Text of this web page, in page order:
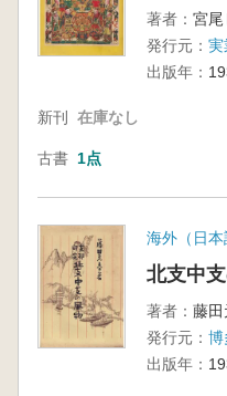
著者： 宮
発行元： 実
出版年：
新刊 在庫なし
古書 1点
海外（日本
北支中
著者： 藤
発行元： 博
出版年：